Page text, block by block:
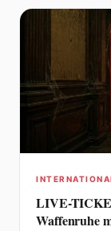
LIVE-
Waffenruhe